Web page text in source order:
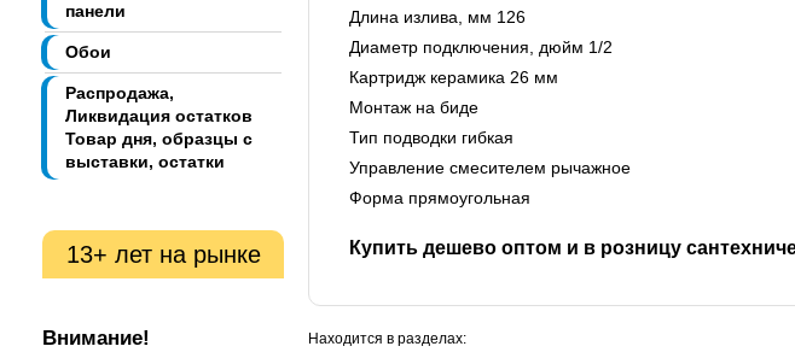
панели
Обои
Распродажа,
Ликвидация остатков
Товар дня, образцы с
выставки, остатки
13+ лет на рынке
Внимание!
Длина излива, мм 126
Диаметр подключения, дюйм 1/2
Картридж керамика 26 мм
Монтаж на биде
Тип подводки гибкая
Управление смесителем рычажное
Форма прямоугольная
Купить дешево оптом и в розницу
Находится в разделах: